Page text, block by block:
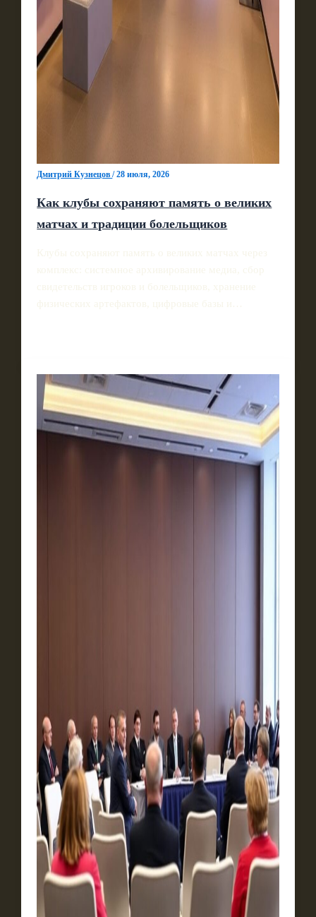
Дмитрий Кузнецов/28 июля, 2026
Как клубы сохраняют память о великих
матчах и традиции болельщиков
Клубы сохраняют память о великих матчах через
комплекс: системное архивирование медиа, сбор
свидетельств игроков и болельщиков, хранение
физических артефактов, цифровые базы и…